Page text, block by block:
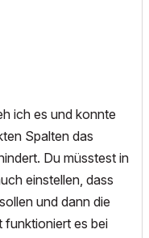
ich es und konnte
Spalten das
Du müsstest in
einstellen, dass
und dann die
funktioniert es bei